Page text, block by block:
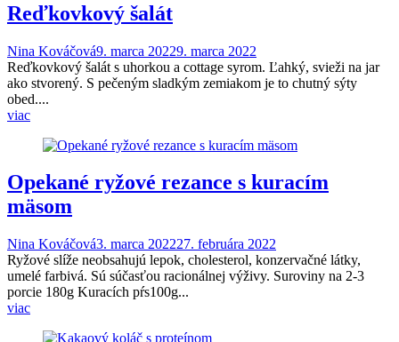
Reďkovkový šalát
Nina Kováčová9. marca 20229. marca 2022
Reďkovkový šalát s uhorkou a cottage syrom. Ľahký, svieži na jar
ako stvorený. S pečeným sladkým zemiakom je to chutný sýty
obed....
viac
Opekané ryžové rezance s kuracím
mäsom
Nina Kováčová3. marca 202227. februára 2022
Ryžové slíže neobsahujú lepok, cholesterol, konzervačné látky,
umelé farbivá. Sú súčasťou racionálnej výživy. Suroviny na 2-3
porcie 180g Kuracích pŕs100g...
viac